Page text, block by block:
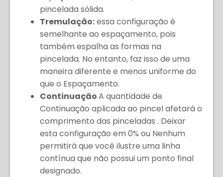
pincelada sólida.
Tremulação:essa configuração é
semelhante ao espaçamento, pois
também espalha as formas na
pincelada. No entanto, faz isso de uma
maneira diferente e menos uniforme do
que o Espaçamento.
ContinuaçãoA quantidade de
Continuação aplicada ao pincel afetará o
comprimento das pinceladas . Deixar
esta configuração em 0% ou Nenhum
permitirá que você ilustre uma linha
contínua que não possui um ponto final
designado.